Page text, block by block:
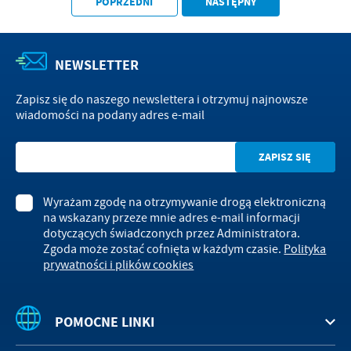
POMOCNE LINKI
NEWSLETTER
Zapisz się do naszego newslettera i otrzymuj najnowsze
wiadomości na podany adres e-mail
Wyrażam zgodę na otrzymywanie drogą elektroniczną
na wskazany przeze mnie adres e-mail informacji
dotyczących świadczonych przez Administratora.
Zgoda może zostać cofnięta w każdym czasie. Polityka
prywatności i plików cookies
treści w postaci wiadomości, ofert, komunikatów mediów